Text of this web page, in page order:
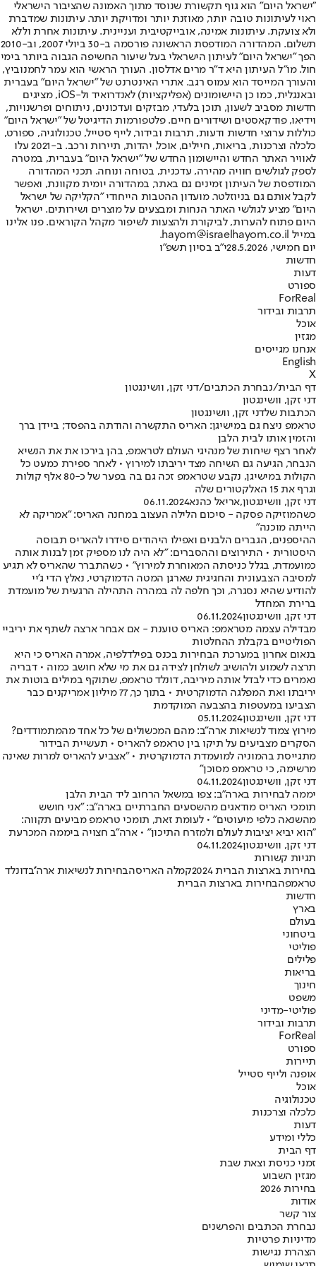
"ישראל היום" הוא גוף תקשורת שנוסד מתוך האמונה שהציבור הישראלי
ראוי לעיתונות טובה יותר, מאוזנת יותר ומדויקת יותר. עיתונות שמדברת
ולא צועקת. עיתונות אמינה, אובייקטיבית ועניינית. עיתונות אחרת וללא
תשלום. המהדורה המודפסת הראשונה פורסמה ב-30 ביולי 2007, וב-2010
הפך "ישראל היום" לעיתון הישראלי בעל שיעור החשיפה הגבוה ביותר בימי
חול. מו"ל העיתון היא ד"ר מרים אדלסון. העורך הראשי הוא עמר לחמנוביץ,
והעורך המייסד הוא עמוס רגב. אתרי האינטרנט של "ישראל היום" בעברית
ובאנגלית, כמו כן היישומונים (אפליקציות) לאנדרואיד ול-iOS, מציגים
חדשות מסביב לשעון, תוכן בלעדי, מבזקים ועדכונים, ניתוחים ופרשנויות,
וידיאו, פודקאסטים ושידורים חיים. פלטפורמות הדיגיטל של "ישראל היום"
כוללות ערוצי חדשות ודעות, תרבות ובידור, לייף סטייל, טכנולוגיה, ספורט,
כלכלה וצרכנות, בריאות, חיילים, אוכל, יהדות, תיירות ורכב. ב-2021 עלו
לאוויר האתר החדש והיישומון החדש של "ישראל היום" בעברית, במטרה
לספק לגולשים חוויה מהירה, עדכנית, בטוחה ונוחה. תכני המהדורה
המודפסת של העיתון זמינים גם באתר, במהדורה יומית מקוונת, ואפשר
לקבל אותם גם בניוזלטר. מועדון ההטבות הייחודי "הקליקה של ישראל
היום" מציע לגולשי האתר הנחות ומבצעים על מוצרים ושירותים. ישראל
היום פתוח להערות, לביקורת ולהצעות לשיפור מקהל הקוראים. פנו אלינו
במייל hayom@israelhayom.co.il.
יום חמישי, 28.5.2026
י"ב בסיון תשפ"ו
חדשות
דעות
ספורט
ForReal
תרבות ובידור
אוכל
מגזין
אנחנו מגייסים
English
X
דף הבית/נבחרת הכתבים/דני זקן, וושינגטון
דני זקן, וושינגטון
הכתבות שלדני זקן, וושינגטון
טראמפ ניצח גם במישיגן: האריס התקשרה והודתה בהפסד; ביידן ברך
והזמין אותו לבית הלבן
לאחר רצף שיחות של מנהיגי העולם לטראמפ, בהן בירכו את את הנשיא
הנבחר, הגיעה גם השיחה מצד יריבתו למירוץ • לאחר ספירת כמעט כל
הקולות במישיגן, נקבע שטראמפ זכה גם בה בפער של כ-80 אלף קולות
וגרף את 15 האלקטורים שלה
דני זקן, וושינגטון,אריאל כהנא06.11.2024
כשהמוזיקה פסקה - סיכום הלילה העצוב במחנה האריס: "אמריקה לא
הייתה מוכנה"
ההיספנים, הגברים הלבנים ואפילו היהודים סידרו להאריס תבוסה
היסטורית • התירוצים וההסברים: "לא היה לנו מספיק זמן לבנות אותה
כמועמדת, בגלל כניסתה המאוחרת למירוץ" • כשהתברר שהאריס לא תגיע
למסיבה הצבעונית והחגיגית שארגן המטה הדמוקרטי, נאלץ הדי ג'יי
להודיע שהיא נסגרה, וכך חלפה לה במהרה התהילה הרגעית של מועמדת
ברירת המחדל
דני זקן, וושינגטון06.11.2024
מבדילה עצמה מטראמפ: האריס טוענת - אם אבחר ארצה לשתף את יריביי
הפוליטיים בקבלת ההחלטות
בנאום אחרון במערכת הבחירות בכנס בפילדלפיה, אמרה האריס כי היא
תרצה לשמוע ולהושיב לשולחן לצידה גם את מי שלא חושב כמוה • דבריה
נאמרים כדי לבדל אותה מיריבה, דונלד טראמפ, שתוקף במילים בוטות את
יריבתו ואת המפלגה הדמוקרטית • בתוך כך, 77 מיליון אמריקנים כבר
הצביעו במעטפות בהצבעה המוקדמת
דני זקן, וושינגטון05.11.2024
מירוץ צמוד לנשיאות ארה"ב: מהם המכשולים של כל אחד מהמתמודדים?
הסקרים מצביעים על תיקו בין טראמפ להאריס • תעשיית הבידור
מתגייסת בהמוניה למועמדת הדמוקרטית • "אצביע להאריס למרות שאינה
מרשימה, כי טראמפ מסוכן"
דני זקן, וושינגטון04.11.2024
יממה לבחירות בארה"ב: צפו במשאל הרחוב ליד הבית הלבן
תומכי האריס מודאגים מהשסעים החברתיים בארה"ב: "אני חושש
מהשנאה כלפי מיעוטים" • לעומת זאת, תומכי טראמפ מביעים תקווה:
"הוא יביא יציבות לעולם ולמזרח התיכון" • ארה"ב חצויה ביממה המכרעת
דני זקן, וושינגטון04.11.2024
תגיות קשורות
בחירות בארצות הברית 2024
קמלה האריסהבחירות לנשיאות ארה''בדונלד
טראמפהבחירות בארצות הברית
חדשות
בארץ
בעולם
ביטחוני
פוליטי
פלילים
בריאות
חינוך
משפט
פוליטי-מדיני
תרבות ובידור
ForReal
ספורט
תיירות
אופנה ולייף סטייל
אוכל
טכנולוגיה
כלכלה וצרכנות
דעות
כללי ומידע
דף הבית
זמני כניסת וצאת שבת
מגזין השבוע
בחירות 2026
אודות
צור קשר
נבחרת הכתבים והפרשנים
מדיניות פרטיות
הצהרת נגישות